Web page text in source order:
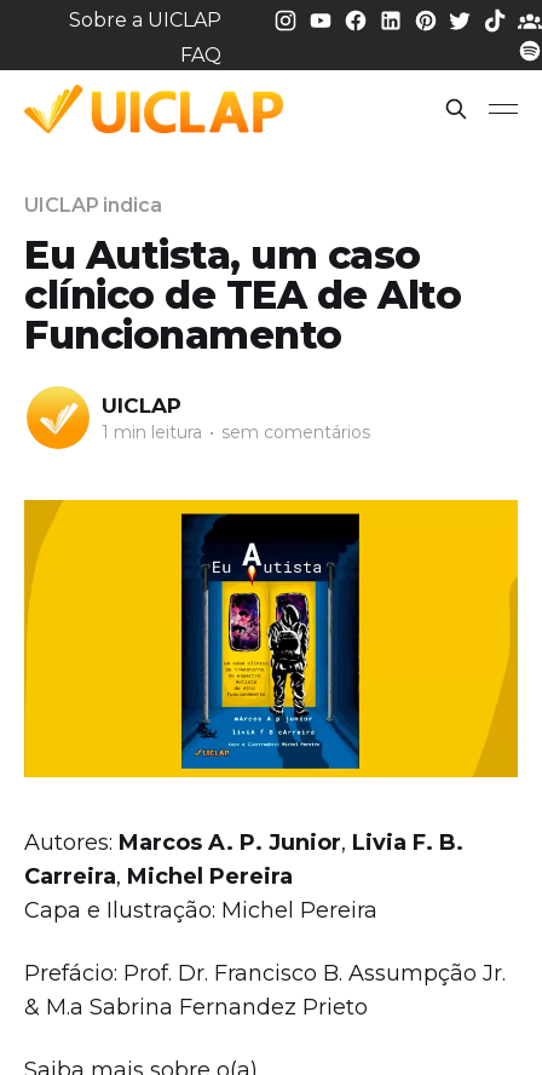
Sobre a UICLAP
FAQ
UICLAP indica
Eu Autista, um caso
clínico de TEA de Alto
Funcionamento
UICLAP
1 min leitura • sem comentários
Autores: Marcos A. P. Junior, Livia F. B.
Carreira, Michel Pereira
Capa e Ilustração: Michel Pereira
Prefácio: Prof. Dr. Francisco B. Assumpção Jr.
& M.a Sabrina Fernandez Prieto